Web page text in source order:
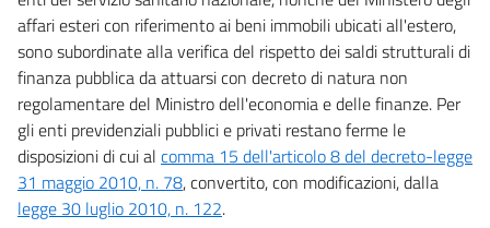
Finanziamento di spese indifferibili ed altre disposizioni di carattere
finanziario
21
22
Capo V
Disposizioni in materia di entrate
23
24
affari esteri con riferimento ai beni immobili ubicati all'estero,
sono subordinate alla verifica del rispetto dei saldi strutturali di
finanza pubblica da attuarsi con decreto di natura non
regolamentare del Ministro dell'economia e delle finanze. Per
gli enti previdenziali pubblici e privati restano ferme le
disposizioni di cui al comma 15 dell'articolo 8 del decreto-legge
31 maggio 2010, n. 78, convertito, con modificazioni, dalla
legge 30 luglio 2010, n. 122.